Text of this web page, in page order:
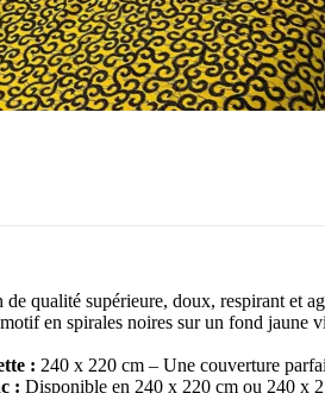
de qualité supérieure, doux, respirant et
en spirales noires sur un fond jaune
: 240 x 220 cm – Une couverture
: Disponible en 240 x 220 cm ou 240 x